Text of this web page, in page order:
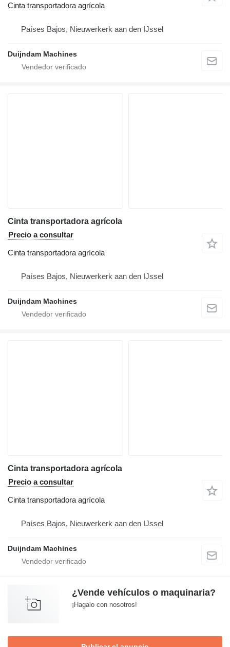
Cinta transportadora agrícola
Países Bajos, Nieuwerkerk aan den IJssel
Duijndam Machines
Cinta transportadora agrícola
Precio a consultar
Cinta transportadora agrícola
Países Bajos, Nieuwerkerk aan den IJssel
Duijndam Machines
Cinta transportadora agrícola
Precio a consultar
Cinta transportadora agrícola
Países Bajos, Nieuwerkerk aan den IJssel
Duijndam Machines
¿Vende vehículos o maquinaria?
¡Hagalo con nosotros!